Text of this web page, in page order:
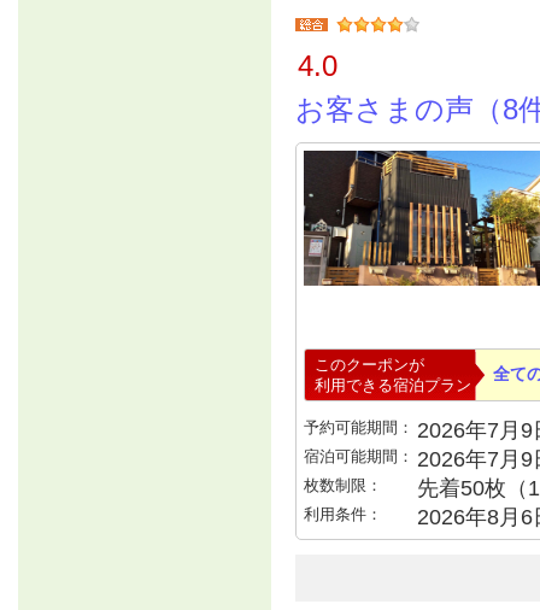
4.0
お客さまの声（8
このクーポンが
利用できる宿泊プラン
全て
予約可能期間： 2026年7月
宿泊可能期間： 2026年7月
枚数制限： 先着50枚（
利用条件： 2026年8月